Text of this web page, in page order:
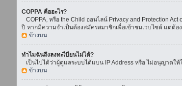
COPPA คืออะไร?
COPPA, หรือ the Child ออนไลน์ Privacy and Protection
ปี หากมีความจำเป็นต้องสมัครสมาชิกเพื่อเข้าชมเวบไซต์ แต่ต้
ข้างบน
ทำไมฉันถึงลงทะเีบียนไม่ได้?
เป็นไปได้ว่าผู้ดูแลระบบได้แบน IP Address หรือ ไม่อนุญาตใ
ข้างบน